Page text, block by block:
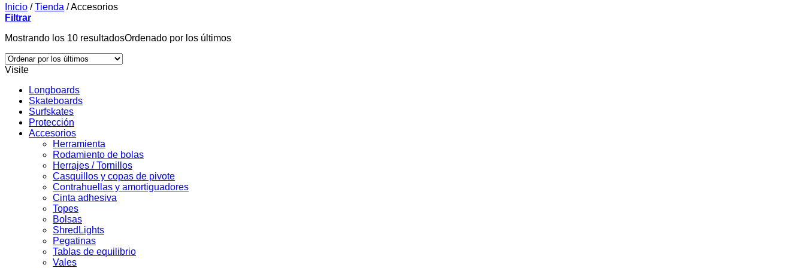
Inicio / Tienda /Accesorios
Filtrar
Mostrando los 10 resultadosOrdenado por los últimos
Visite
Longboards
Skateboards
Surfskates
Protección
Accesorios
Herramienta
Rodamiento de bolas
Herrajes / Tornillos
Casquillos y copas de pivote
Contrahuellas y amortiguadores
Cinta adhesiva
Topes
Bolsas
ShredLights
Pegatinas
Tablas de equilibrio
Vales